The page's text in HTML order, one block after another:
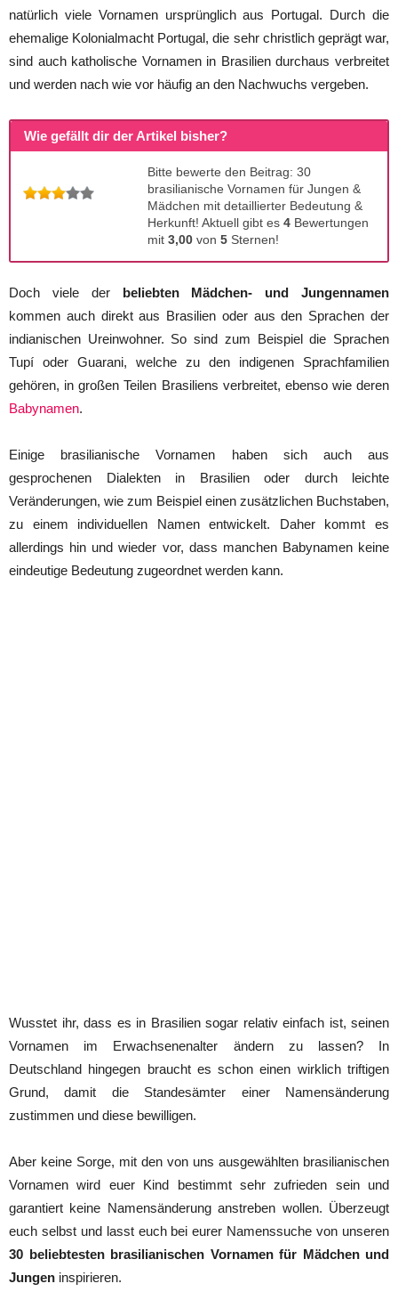
natürlich viele Vornamen ursprünglich aus Portugal. Durch die
ehemalige Kolonialmacht Portugal, die sehr christlich geprägt war,
sind auch katholische Vornamen in Brasilien durchaus verbreitet
und werden nach wie vor häufig an den Nachwuchs vergeben.
Wie gefällt dir der Artikel bisher?
Bitte bewerte den Beitrag: 30
brasilianische Vornamen für Jungen &
Mädchen mit detaillierter Bedeutung &
Herkunft! Aktuell gibt es 4 Bewertungen
mit 3,00 von 5 Sternen!
Doch viele der beliebten Mädchen- und Jungennamen
kommen auch direkt aus Brasilien oder aus den Sprachen der
indianischen Ureinwohner. So sind zum Beispiel die Sprachen
Tupí oder Guarani, welche zu den indigenen Sprachfamilien
gehören, in großen Teilen Brasiliens verbreitet, ebenso wie deren
Babynamen.
Einige brasilianische Vornamen haben sich auch aus
gesprochenen Dialekten in Brasilien oder durch leichte
Veränderungen, wie zum Beispiel einen zusätzlichen Buchstaben,
zu einem individuellen Namen entwickelt. Daher kommt es
allerdings hin und wieder vor, dass manchen Babynamen keine
eindeutige Bedeutung zugeordnet werden kann.
Wusstet ihr, dass es in Brasilien sogar relativ einfach ist, seinen
Vornamen im Erwachsenenalter ändern zu lassen? In
Deutschland hingegen braucht es schon einen wirklich triftigen
Grund, damit die Standesämter einer Namensänderung
zustimmen und diese bewilligen.
Aber keine Sorge, mit den von uns ausgewählten brasilianischen
Vornamen wird euer Kind bestimmt sehr zufrieden sein und
garantiert keine Namensänderung anstreben wollen. Überzeugt
euch selbst und lasst euch bei eurer Namenssuche von unseren
30 beliebtesten brasilianischen Vornamen für Mädchen und
Jungen inspirieren.